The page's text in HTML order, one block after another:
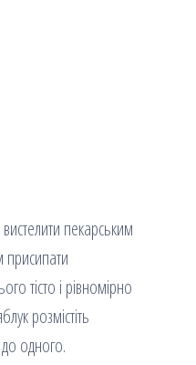
пекарським
присипати
тісто і рівномірно
розмістіть
одного.